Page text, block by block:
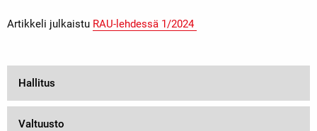
Artikkeli julkaistu RAU-lehdessä 1/2024
Hallitus
Valtuusto